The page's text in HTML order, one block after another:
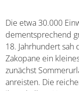
Die etwa 30.000
dementsprechend
18. Jahrhundert sah
Zakopane ein
zunächst
anreisten. Die